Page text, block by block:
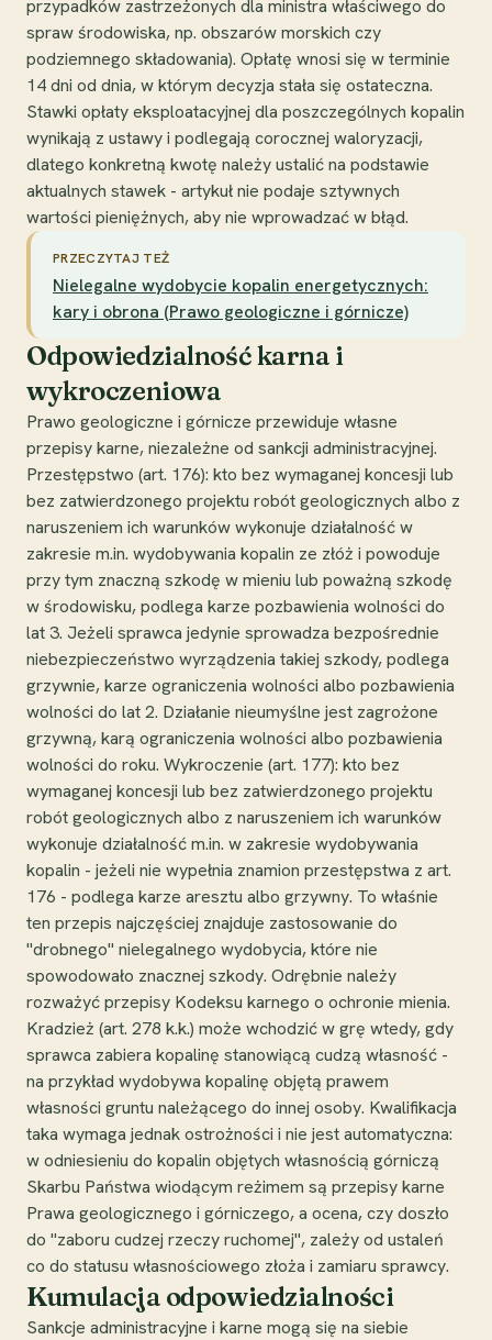
przypadków zastrzeżonych dla ministra właściwego do
spraw środowiska, np. obszarów morskich czy
podziemnego składowania). Opłatę wnosi się w terminie
14 dni od dnia, w którym decyzja stała się ostateczna.
Stawki opłaty eksploatacyjnej dla poszczególnych kopalin
wynikają z ustawy i podlegają corocznej waloryzacji,
dlatego konkretną kwotę należy ustalić na podstawie
aktualnych stawek - artykuł nie podaje sztywnych
wartości pieniężnych, aby nie wprowadzać w błąd.
PRZECZYTAJ TEŻ
Nielegalne wydobycie kopalin energetycznych:
kary i obrona (Prawo geologiczne i górnicze)
Odpowiedzialność karna i
wykroczeniowa
Prawo geologiczne i górnicze przewiduje własne
przepisy karne, niezależne od sankcji administracyjnej.
Przestępstwo (art. 176): kto bez wymaganej koncesji lub
bez zatwierdzonego projektu robót geologicznych albo z
naruszeniem ich warunków wykonuje działalność w
zakresie m.in. wydobywania kopalin ze złóż i powoduje
przy tym znaczną szkodę w mieniu lub poważną szkodę
w środowisku, podlega karze pozbawienia wolności do
lat 3. Jeżeli sprawca jedynie sprowadza bezpośrednie
niebezpieczeństwo wyrządzenia takiej szkody, podlega
grzywnie, karze ograniczenia wolności albo pozbawienia
wolności do lat 2. Działanie nieumyślne jest zagrożone
grzywną, karą ograniczenia wolności albo pozbawienia
wolności do roku. Wykroczenie (art. 177): kto bez
wymaganej koncesji lub bez zatwierdzonego projektu
robót geologicznych albo z naruszeniem ich warunków
wykonuje działalność m.in. w zakresie wydobywania
kopalin - jeżeli nie wypełnia znamion przestępstwa z art.
176 - podlega karze aresztu albo grzywny. To właśnie
ten przepis najczęściej znajduje zastosowanie do
"drobnego" nielegalnego wydobycia, które nie
spowodowało znacznej szkody. Odrębnie należy
rozważyć przepisy Kodeksu karnego o ochronie mienia.
Kradzież (art. 278 k.k.) może wchodzić w grę wtedy, gdy
sprawca zabiera kopalinę stanowiącą cudzą własność -
na przykład wydobywa kopalinę objętą prawem
własności gruntu należącego do innej osoby. Kwalifikacja
taka wymaga jednak ostrożności i nie jest automatyczna:
w odniesieniu do kopalin objętych własnością górniczą
Skarbu Państwa wiodącym reżimem są przepisy karne
Prawa geologicznego i górniczego, a ocena, czy doszło
do "zaboru cudzej rzeczy ruchomej", zależy od ustaleń
co do statusu własnościowego złoża i zamiaru sprawcy.
Kumulacja odpowiedzialności
Sankcje administracyjne i karne mogą się na siebie